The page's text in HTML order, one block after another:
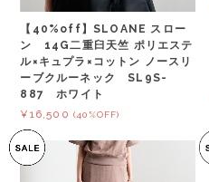
【40%off】SLOANE スロー
ン 14G二重臼天竺 ポリエステ
ル×キュプラ×コットン ノースリ
ーブクルーネック SL9S-
887 ホワイト
¥16,500 (40%OFF)